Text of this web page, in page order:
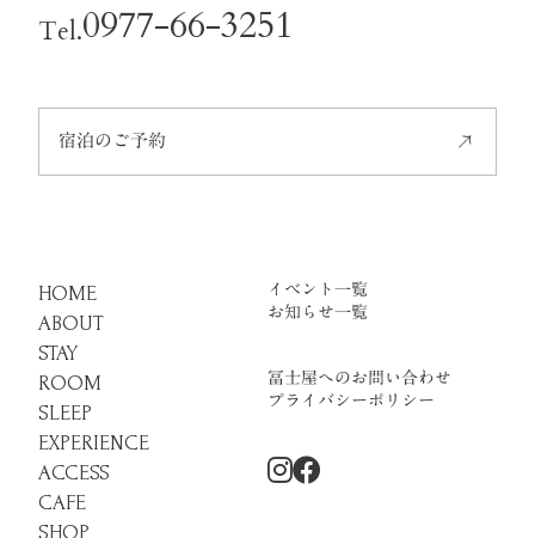
Tel.0977-66-3251
宿泊のご予約
HOME
ABOUT
STAY
ROOM
SLEEP
EXPERIENCE
ACCESS
CAFE
SHOP
イベント一覧
お知らせ一覧
冨士屋へのお問い合わせ
プライバシーポリシー